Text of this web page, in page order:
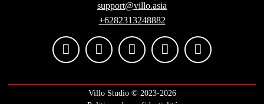
support@villo.asia
+6282313248882
Villo Studio ©️ 2023-2026